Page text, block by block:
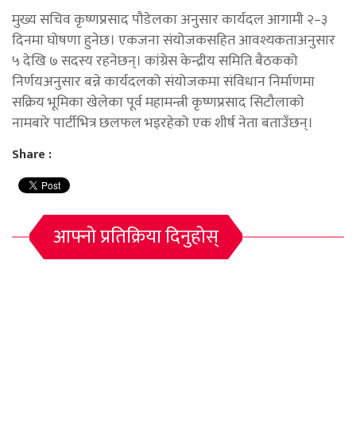
मुख्य सचिव कृष्णप्रसाद पौडेलका अनुसार कार्यदल आगामी २–३
दिनमा घोषणा हुनेछ। एकजना संयोजकसहित आवश्यकताअनुसार
५ देखि ७ सदस्य रहनेछन्। कांग्रेस केन्द्रीय समिति बैठकको
निर्णयअनुसार बन्ने कार्यदलको संयोजकमा संविधान निर्माणमा
सक्रिय भूमिका खेलेका पूर्व महामन्त्री कृष्णप्रसाद सिटौलाको
नामबारे पार्टीभित्र छलफल भइरहेको एक शीर्ष नेता बताउँछन्।
Share :
आफ्नो प्रतिक्रिया दिनुहोस्